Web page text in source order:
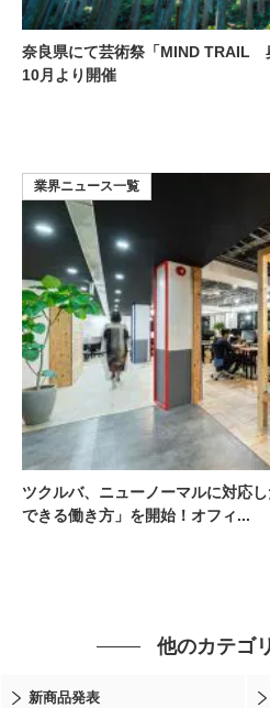
奈良県にて芸術祭「MIND TRAIL
10月より開催
ツクルバ、ニューノーマルに対応
できる働き方」を開始！オフィ...
業界ニュース一覧
他のカテゴ
新商品発表